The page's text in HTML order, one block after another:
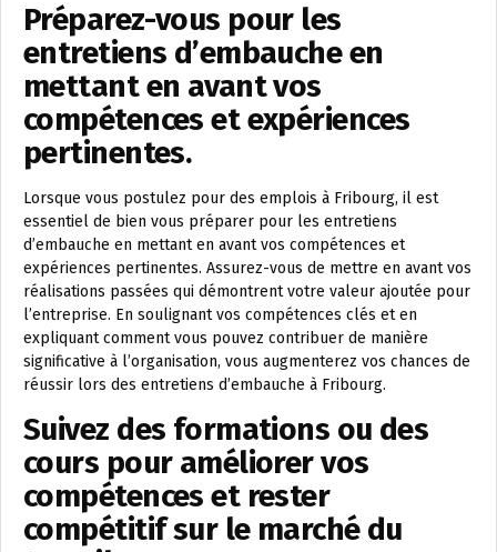
Préparez-vous pour les
entretiens d’embauche en
mettant en avant vos
compétences et expériences
pertinentes.
Lorsque vous postulez pour des emplois à Fribourg, il est
essentiel de bien vous préparer pour les entretiens
d’embauche en mettant en avant vos compétences et
expériences pertinentes. Assurez-vous de mettre en avant vos
réalisations passées qui démontrent votre valeur ajoutée pour
l’entreprise. En soulignant vos compétences clés et en
expliquant comment vous pouvez contribuer de manière
significative à l’organisation, vous augmenterez vos chances de
réussir lors des entretiens d’embauche à Fribourg.
Suivez des formations ou des
cours pour améliorer vos
compétences et rester
compétitif sur le marché du